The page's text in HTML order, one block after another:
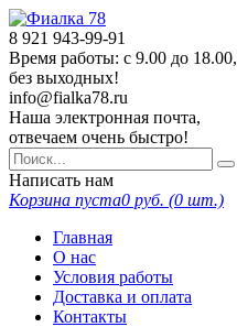
8 921 943-99-91
Время работы: с 9.00 до 18.00,
без выходных!
info@fialka78.ru
Наша электронная почта,
отвечаем очень быстро!
Написать нам
Корзина пуста0 руб. (0 шт.)
Главная
О нас
Условия работы
Доставка и оплата
Контакты